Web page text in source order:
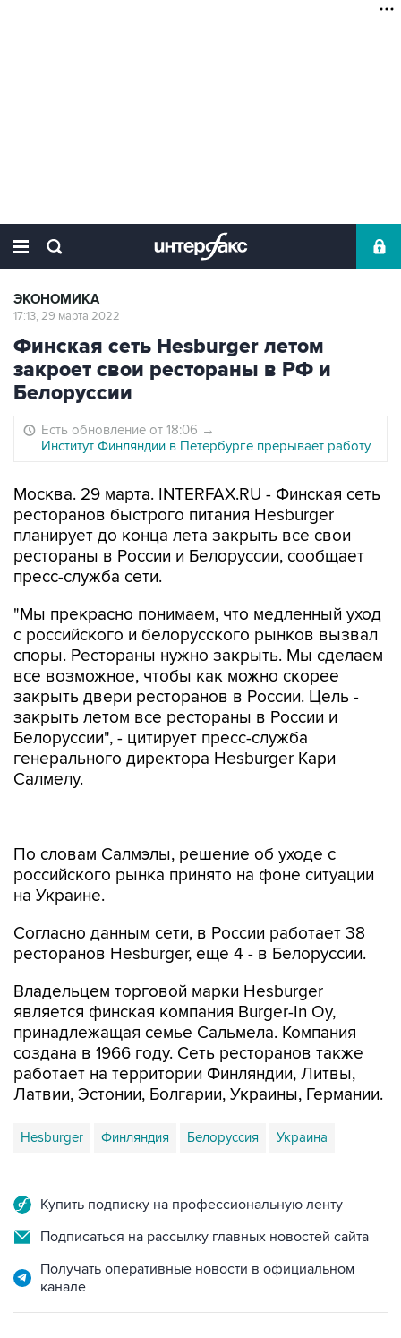
ЭКОНОМИКА
17:13, 29 марта 2022
Финская сеть Hesburger летом
закроет свои рестораны в РФ и
Белоруссии
Есть обновление от 18:06 →
Институт Финляндии в Петербурге прерывает работу
Москва. 29 марта. INTERFAX.RU - Финская сеть
ресторанов быстрого питания Hesburger
планирует до конца лета закрыть все свои
рестораны в России и Белоруссии, сообщает
пресс-служба сети.
"Мы прекрасно понимаем, что медленный уход
с российского и белорусского рынков вызвал
споры. Рестораны нужно закрыть. Мы сделаем
все возможное, чтобы как можно скорее
закрыть двери ресторанов в России. Цель -
закрыть летом все рестораны в России и
Белоруссии", - цитирует пресс-служба
генерального директора Hesburger Кари
Салмелу.
По словам Салмэлы, решение об уходе с
российского рынка принято на фоне ситуации
на Украине.
Согласно данным сети, в России работает 38
ресторанов Hesburger, еще 4 - в Белоруссии.
Владельцем торговой марки Hesburger
является финская компания Burger-In Oy,
принадлежащая семье Сальмела. Компания
создана в 1966 году. Сеть ресторанов также
работает на территории Финляндии, Литвы,
Латвии, Эстонии, Болгарии, Украины, Германии.
Hesburger Финляндия Белоруссия Украина
Купить подписку на профессиональную ленту
Подписаться на рассылку главных новостей сайта
Получать оперативные новости в официальном
канале